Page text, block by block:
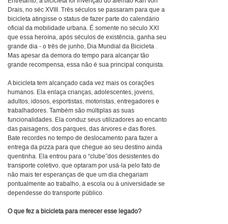
Drais, no séc XVIII. Três séculos se passaram para que a
bicicleta atingisse o status de fazer parte do calendário
oficial da mobilidade urbana. É somente no século XXI
que essa heroína, após séculos de existência, ganha seu
grande dia - o três de junho, Dia Mundial da Bicicleta .
Mas apesar da demora do tempo para alcançar tão
grande recompensa, essa não é sua principal conquista.
A bicicleta tem alcançado cada vez mais os corações
humanos. Ela enlaça crianças, adolescentes, jovens,
adultos, idosos, esportistas, motoristas, entregadores e
trabalhadores. Também são múltiplas as suas
funcionalidades. Ela conduz seus utilizadores ao encanto
das paisagens, dos parques, das árvores e das flores.
Bate recordes no tempo de deslocamento para fazer a
entrega da pizza para que chegue ao seu destino ainda
quentinha. Ela entrou para o “clube”dos desistentes do
transporte coletivo, que optaram por usá-la pelo fato de
não mais ter esperanças de que um dia chegariam
pontualmente ao trabalho, à escola ou à universidade se
dependesse do transporte público.
O que fez a bicicleta para merecer esse legado?